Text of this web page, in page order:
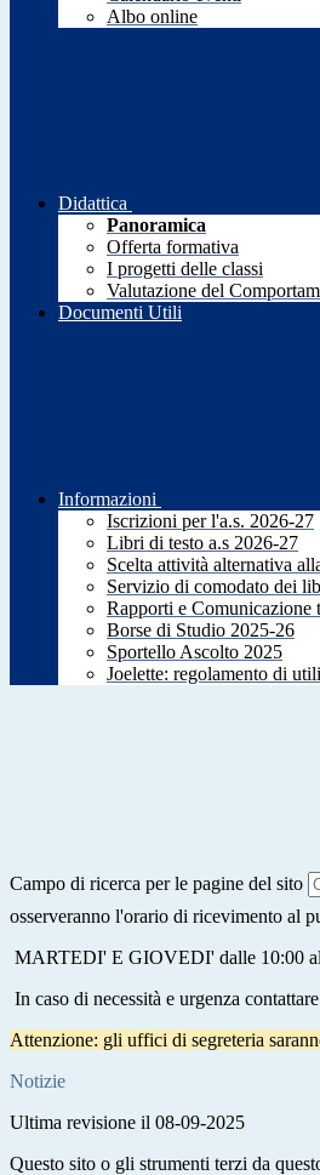
Albo online
Didattica
Panoramica
Offerta formativa
I progetti delle classi
Valutazione del
Documenti Utili
Informazioni
Iscrizioni per l'a.s. 2026-27
Libri di testo a.s 2026-27
Scelta attività alternativa
Servizio di comodato dei
Rapporti e Comunicazione
Borse di Studio 2025-26
Sportello Ascolto 2025
Joelette: regolamento di
Campo di ricerca per le pagine del sito
osserveranno l'orario di ricevimento al
MARTEDI' E GIOVEDI' dalle 10:00
In caso di necessità e urgenza
Attenzione: gli uffici di segreteria
Notizie
Ultima revisione il 08-09-2025
Questo sito o gli strumenti terzi da